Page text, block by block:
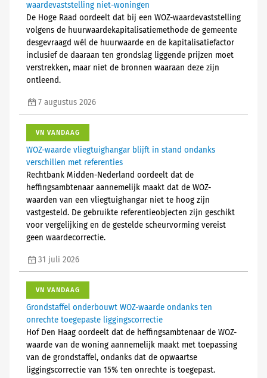
waardevaststelling niet-woningen
De Hoge Raad oordeelt dat bij een WOZ-waardevaststelling
volgens de huurwaardekapitalisatiemethode de gemeente
desgevraagd wél de huurwaarde en de kapitalisatiefactor
inclusief de daaraan ten grondslag liggende prijzen moet
verstrekken, maar niet de bronnen waaraan deze zijn
ontleend.
7 augustus 2026
VN VANDAAG
WOZ-waarde vliegtuighangar blijft in stand ondanks
verschillen met referenties
Rechtbank Midden-Nederland oordeelt dat de
heffingsambtenaar aannemelijk maakt dat de WOZ-
waarden van een vliegtuighangar niet te hoog zijn
vastgesteld. De gebruikte referentieobjecten zijn geschikt
voor vergelijking en de gestelde scheurvorming vereist
geen waardecorrectie.
31 juli 2026
VN VANDAAG
Grondstaffel onderbouwt WOZ-waarde ondanks ten
onrechte toegepaste liggingscorrectie
Hof Den Haag oordeelt dat de heffingsambtenaar de WOZ-
waarde van de woning aannemelijk maakt met toepassing
van de grondstaffel, ondanks dat de opwaartse
liggingscorrectie van 15% ten onrechte is toegepast.